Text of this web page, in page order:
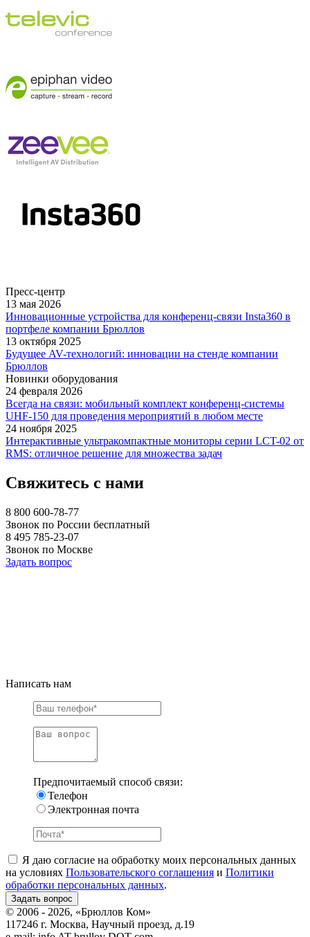
Пресс-центр
13 мая 2026
Инновационные устройства для конференц-связи Insta360 в
портфеле компании Брюллов
13 октября 2025
Будущее AV-технологий: инновации на стенде компании
Брюллов
Новинки оборудования
24 февраля 2026
Всегда на связи: мобильный комплект конференц-системы
UHF-150 для проведения мероприятий в любом месте
24 ноября 2025
Интерактивные ультракомпактные мониторы серии LCT-02 от
RMS: отличное решение для множества задач
Свяжитесь с нами
8 800 600-78-77
Звонок по России бесплатный
8 495 785-23-07
Звонок по Москве
Задать вопрос
Написать нам
Предпочитаемый способ связи:
Телефон
Электронная почта
Я даю согласие на обработку моих персональных данных
на условиях Пользовательского соглашения и Политики
обработки персональных данных.
© 2006 - 2026, «Брюллов Ком»
117246 г. Москва, Научный проезд, д.19